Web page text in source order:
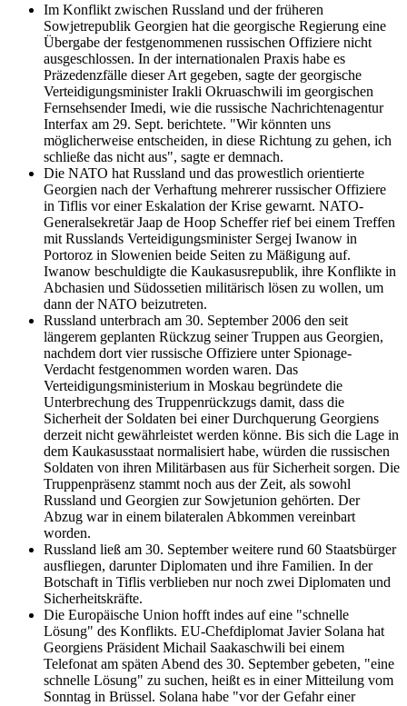
Im Konflikt zwischen Russland und der früheren
Sowjetrepublik Georgien hat die georgische Regierung eine
Übergabe der festgenommenen russischen Offiziere nicht
ausgeschlossen. In der internationalen Praxis habe es
Präzedenzfälle dieser Art gegeben, sagte der georgische
Verteidigungsminister Irakli Okruaschwili im georgischen
Fernsehsender Imedi, wie die russische Nachrichtenagentur
Interfax am 29. Sept. berichtete. "Wir könnten uns
möglicherweise entscheiden, in diese Richtung zu gehen, ich
schließe das nicht aus", sagte er demnach.
Die NATO hat Russland und das prowestlich orientierte
Georgien nach der Verhaftung mehrerer russischer Offiziere
in Tiflis vor einer Eskalation der Krise gewarnt. NATO-
Generalsekretär Jaap de Hoop Scheffer rief bei einem Treffen
mit Russlands Verteidigungsminister Sergej Iwanow in
Portoroz in Slowenien beide Seiten zu Mäßigung auf.
Iwanow beschuldigte die Kaukasusrepublik, ihre Konflikte in
Abchasien und Südossetien militärisch lösen zu wollen, um
dann der NATO beizutreten.
Russland unterbrach am 30. September 2006 den seit
längerem geplanten Rückzug seiner Truppen aus Georgien,
nachdem dort vier russische Offiziere unter Spionage-
Verdacht festgenommen worden waren. Das
Verteidigungsministerium in Moskau begründete die
Unterbrechung des Truppenrückzugs damit, dass die
Sicherheit der Soldaten bei einer Durchquerung Georgiens
derzeit nicht gewährleistet werden könne. Bis sich die Lage in
dem Kaukasusstaat normalisiert habe, würden die russischen
Soldaten von ihren Militärbasen aus für Sicherheit sorgen. Die
Truppenpräsenz stammt noch aus der Zeit, als sowohl
Russland und Georgien zur Sowjetunion gehörten. Der
Abzug war in einem bilateralen Abkommen vereinbart
worden.
Russland ließ am 30. September weitere rund 60 Staatsbürger
ausfliegen, darunter Diplomaten und ihre Familien. In der
Botschaft in Tiflis verblieben nur noch zwei Diplomaten und
Sicherheitskräfte.
Die Europäische Union hofft indes auf eine "schnelle
Lösung" des Konflikts. EU-Chefdiplomat Javier Solana hat
Georgiens Präsident Michail Saakaschwili bei einem
Telefonat am späten Abend des 30. September gebeten, "eine
schnelle Lösung" zu suchen, heißt es in einer Mitteilung vom
Sonntag in Brüssel. Solana habe "vor der Gefahr einer